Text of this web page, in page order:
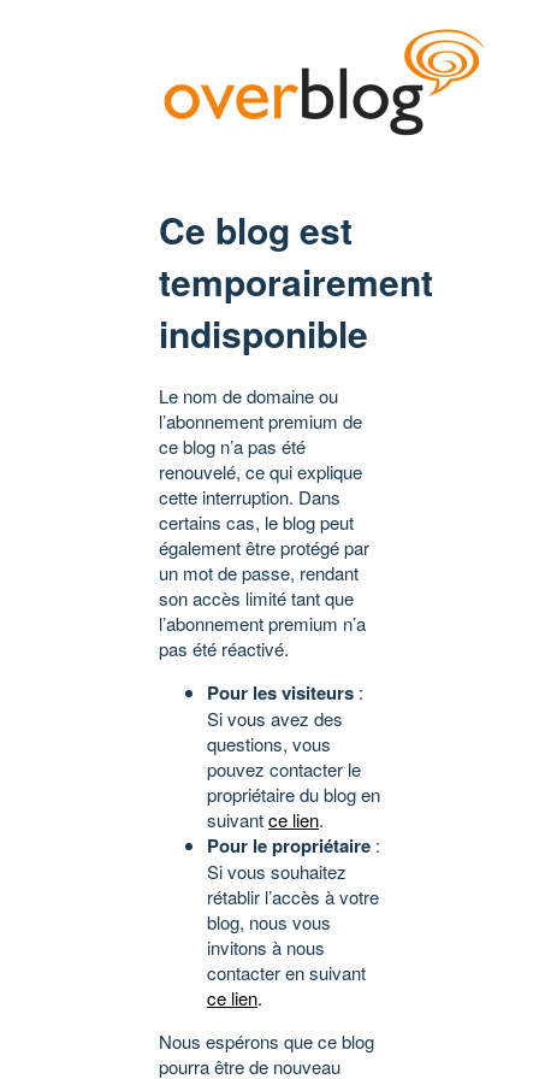
Ce blog est
temporairement
indisponible
Le nom de domaine ou
l’abonnement premium de
ce blog n’a pas été
renouvelé, ce qui explique
cette interruption. Dans
certains cas, le blog peut
également être protégé par
un mot de passe, rendant
son accès limité tant que
l’abonnement premium n’a
pas été réactivé.
Pour les visiteurs :
Si vous avez des
questions, vous
pouvez contacter le
propriétaire du blog en
suivantce lien.
Pour le propriétaire :
Si vous souhaitez
rétablir l’accès à votre
blog, nous vous
invitons à nous
contacter en suivant
ce lien.
Nous espérons que ce blog
pourra être de nouveau